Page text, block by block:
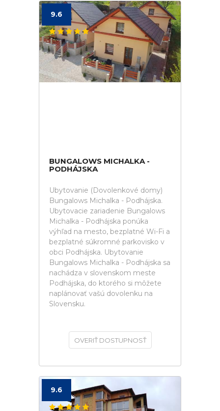
9.6
BUNGALOWS MICHALKA -
PODHÁJSKA
Ubytovanie (Dovolenkové domy)
Bungalows Michalka - Podhájska.
Ubytovacie zariadenie Bungalows
Michalka - Podhájska ponúka
výhľad na mesto, bezplatné Wi-Fi a
bezplatné súkromné parkovisko v
obci Podhájska. Ubytovanie
Bungalows Michalka - Podhájska sa
nachádza v slovenskom meste
Podhájska, do ktorého si môžete
naplánovať vašú dovolenku na
Slovensku.
OVERIŤ DOSTUPNOSŤ
9.6